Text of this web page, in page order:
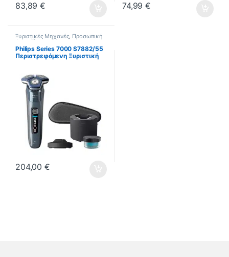
83,89€ 74,99€
Ξυριστικές Μηχανές, Προσωπική
Φροντίδα
Philips Series 7000 S7882/55
Περιστρεφόμενη Ξυριστική
204,00€